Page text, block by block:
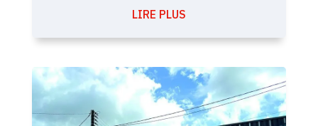
LIRE PLUS